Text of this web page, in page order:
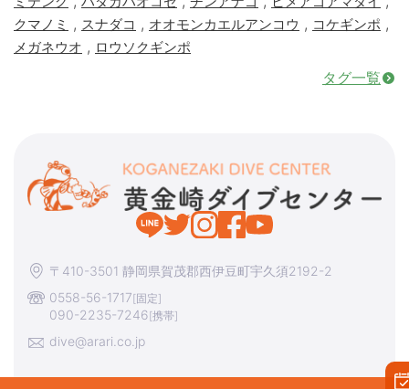
クマノミ , スナダコ , オオモンカエルアンコウ , コケギンポ ,
メガネウオ , ロウソクギンポ
タグ一覧
〒410-3501 静岡県賀茂郡西伊豆町宇久須2192-2
0558-56-1717[固定]
090-2235-7246[携帯]
dive@arari.co.jp